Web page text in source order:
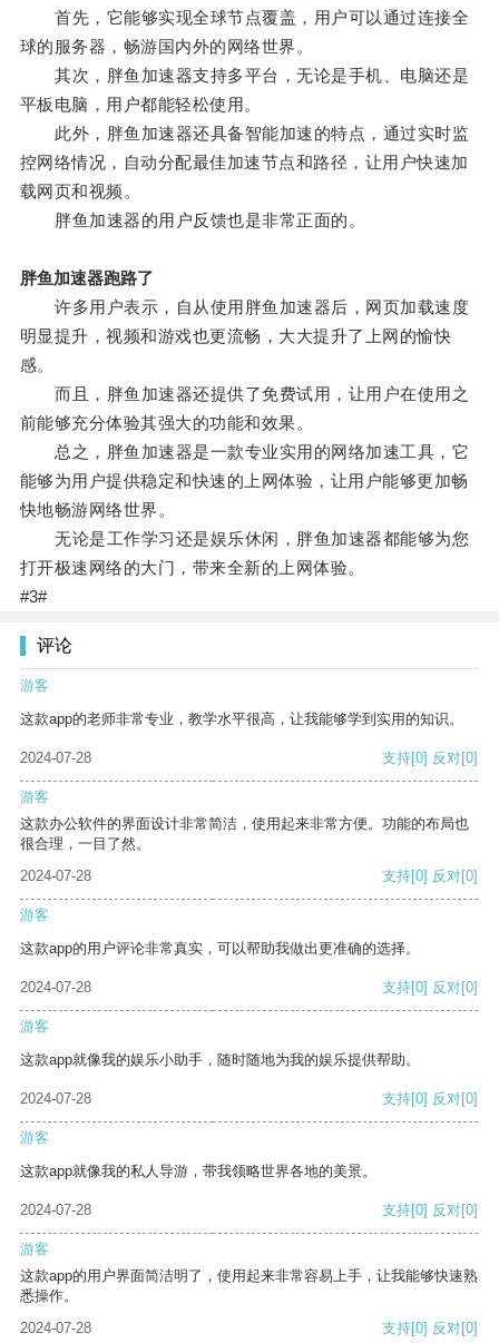
首先，它能够实现全球节点覆盖，用户可以通过连接全
球的服务器，畅游国内外的网络世界。
其次，胖鱼加速器支持多平台，无论是手机、电脑还是
平板电脑，用户都能轻松使用。
此外，胖鱼加速器还具备智能加速的特点，通过实时监
控网络情况，自动分配最佳加速节点和路径，让用户快速加
载网页和视频。
胖鱼加速器的用户反馈也是非常正面的。
胖鱼加速器跑路了
许多用户表示，自从使用胖鱼加速器后，网页加载速度
明显提升，视频和游戏也更流畅，大大提升了上网的愉快
感。
而且，胖鱼加速器还提供了免费试用，让用户在使用之
前能够充分体验其强大的功能和效果。
总之，胖鱼加速器是一款专业实用的网络加速工具，它
能够为用户提供稳定和快速的上网体验，让用户能够更加畅
快地畅游网络世界。
无论是工作学习还是娱乐休闲，胖鱼加速器都能够为您
打开极速网络的大门，带来全新的上网体验。
#3#
评论
游客
这款app的老师非常专业，教学水平很高，让我能够学到实用的知识。
2024-07-28 支持[0] 反对[0]
游客
这款办公软件的界面设计非常简洁，使用起来非常方便。功能的布局也
很合理，一目了然。
2024-07-28
支持[0] 反对[0]
游客
这款app的用户评论非常真实，可以帮助我做出更准确的选择。
2024-07-28 支持[0] 反对[0]
游客
这款app就像我的娱乐小助手，随时随地为我的娱乐提供帮助。
2024-07-28 支持[0] 反对[0]
游客
这款app就像我的私人导游，带我领略世界各地的美景。
2024-07-28 支持[0] 反对[0]
游客
这款app的用户界面简洁明了，使用起来非常容易上手，让我能够快速熟
悉操作。
2024-07-28
支持[0] 反对[0]